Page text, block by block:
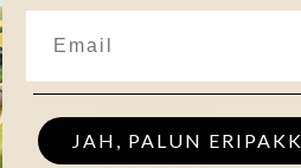
JAH, PALUN